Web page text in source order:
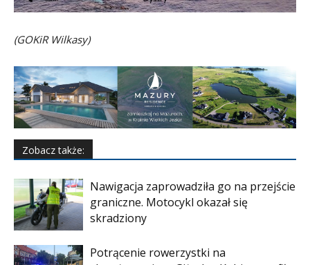
(GOKiR Wilkasy)
Zobacz także:
Nawigacja zaprowadziła go na przejście
graniczne. Motocykl okazał się
skradziony
Potrącenie rowerzystki na